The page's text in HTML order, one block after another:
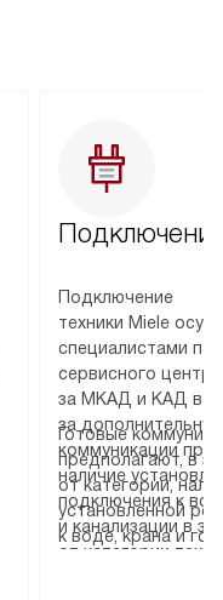
Подключение
техники Miele
специалистами
сервисного
за МКАД и КАД
за
коммуникации
наличие
подключения к
и канализации в
от категории
Готовые
предполагают, в
от категории,
установленной
к воде, крана и